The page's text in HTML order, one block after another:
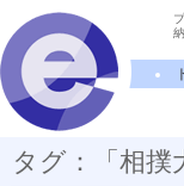
タグ：「相撲
同部屋対決